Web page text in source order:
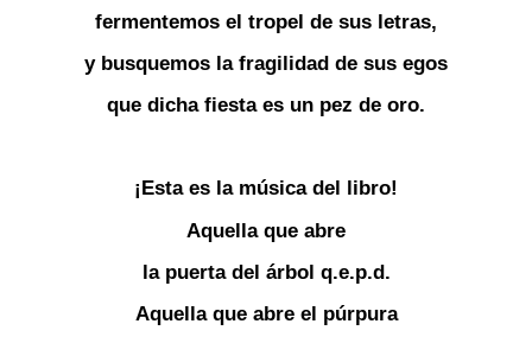
fermentemos el tropel de sus letras,
y busquemos la fragilidad de sus egos
que dicha fiesta es un pez de oro.
¡Esta es la música del libro!
Aquella que abre
la puerta del árbol q.e.p.d.
Aquella que abre el púrpura